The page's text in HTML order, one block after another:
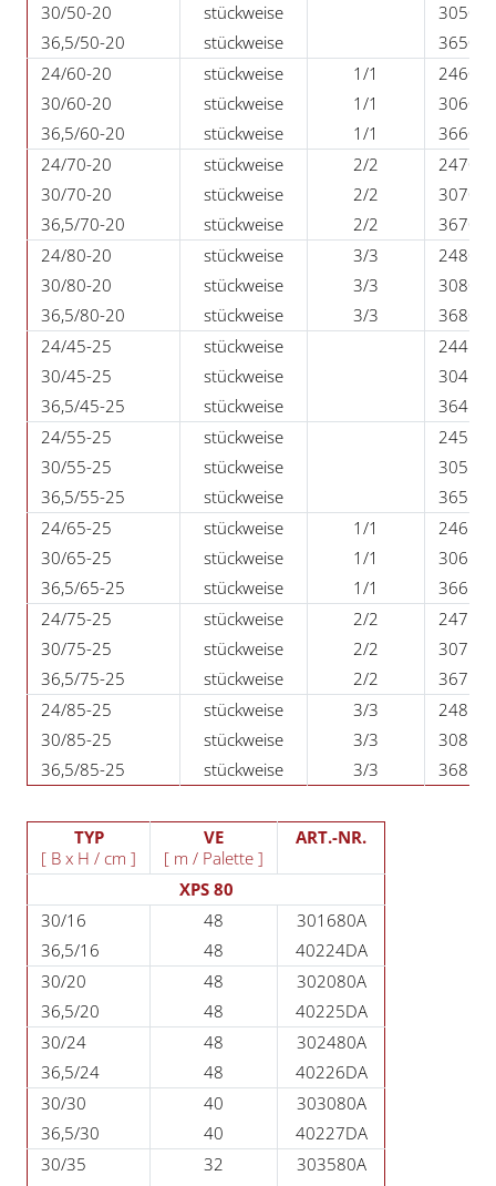
30/50-20
stückweise
36,5/50-20
stückweise
24/60-20
stückweise 1/1
30/60-20
stückweise 1/1
36,5/60-20
stückweise 1/1
24/70-20
stückweise 2/2
30/70-20
stückweise 2/2
36,5/70-20
stückweise 2/2
24/80-20
stückweise 3/3
30/80-20
stückweise 3/3
36,5/80-20
stückweise 3/3
24/45-25
stückweise
30/45-25
stückweise
36,5/45-25
stückweise
24/55-25
stückweise
30/55-25
stückweise
36,5/55-25
stückweise
24/65-25
stückweise 1/1
30/65-25
stückweise 1/1
36,5/65-25
stückweise 1/1
24/75-25
stückweise 2/2
30/75-25
stückweise 2/2
36,5/75-25
stückweise 2/2
24/85-25
stückweise 3/3
30/85-25
stückweise 3/3
36,5/85-25
stückweise 3/3
TYP VE
ART.-NR.
[ B x H / cm ]
[ m / Palette ]
XPS 80
30/16
48
301680A
36,5/16
48
40224DA
30/20
48
302080A
36,5/20
48
40225DA
30/24
48
302480A
36,5/24
48
40226DA
30/30
40
303080A
36,5/30
40
40227DA
30/35
32
303580A